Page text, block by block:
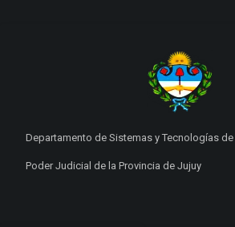
Departamento de Sistemas y Tecnologías de
Poder Judicial de la Provincia de Jujuy